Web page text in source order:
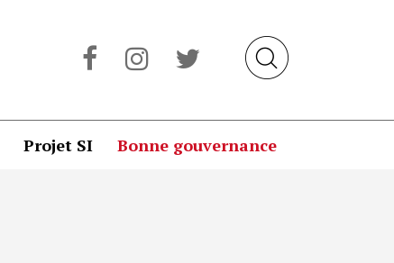
Projet SI Bonne gouvernance